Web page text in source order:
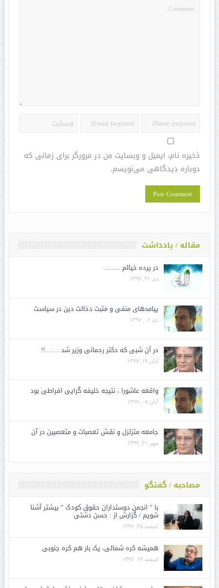
ذخیره نام، ایمیل و وبسایت من در مرورگر برای زمانی که
دوباره دیدگاهی می‌نویسم.
مقاله / یادداشت
در پرده خیالم ……..
دی ۲۱, ۱۳۹۷
پیامدهای منفی و مثبت دخالت دین در سیاست
دی ۰۶, ۱۳۹۷
در آن شبی که دکتر رحمانی وزیر شد …….!!
آبان ۱۹, ۱۳۹۷
واقعه عاشورا ، نتیجه خلیفه گرایی افراطی بود
آبان ۰۸, ۱۳۹۷
جامعه متزلزل و نقش تعصبات و متعصبین در آن
مهر ۲۱, ۱۳۹۷
مصاحبه / گفتگو
با ” انجمن دوستداران حقوق کودک ” بیشتر آشنا
شویم / گزارش از : حسن دشتی
اسفند ۲۵, ۱۳۹۶
همیشه کره شمالی، یک بار هم کره جنوبی
اسفند ۱۲, ۱۳۹۶